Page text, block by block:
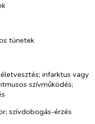
tünetek
infarktus vagy
szívműködés;
szívdobogás-érzés